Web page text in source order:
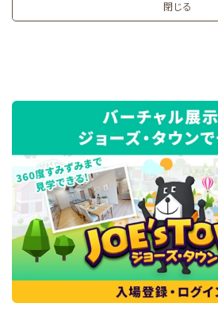
閉じる